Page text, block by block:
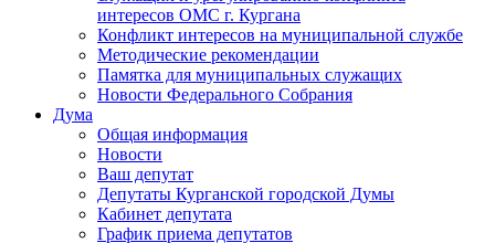
интересов ОМС г. Кургана
Конфликт интересов на муниципальной службе
Методические рекомендации
Памятка для муниципальных служащих
Новости Федерального Cобрания
Дума
Общая информация
Новости
Ваш депутат
Депутаты Курганской городской Думы
Кабинет депутата
График приема депутатов